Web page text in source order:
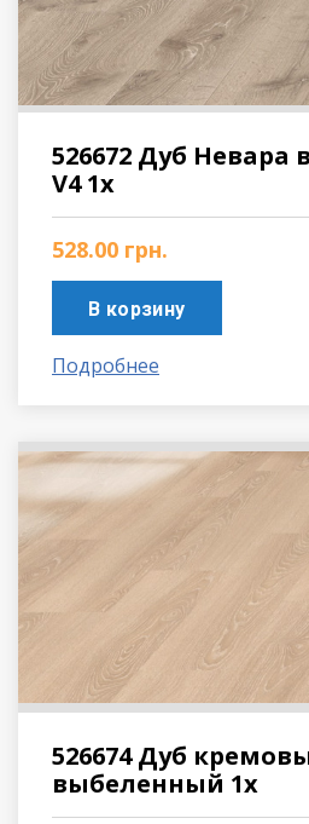
526672 Дуб
V4 1х
528.00 грн.
В корзину
Подробнее
526674 Дуб
выбеленный 1х